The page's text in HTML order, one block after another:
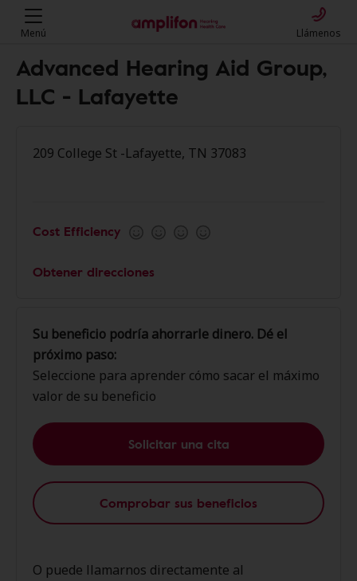
Menú Llámenos
Advanced Hearing Aid Group,
LLC - Lafayette
209 College St -Lafayette, TN 37083
Cost Efficiency
Obtener direcciones
Su beneficio podría ahorrarle dinero. Dé el
próximo paso:
Seleccione para aprender cómo sacar el máximo
valor de su beneficio
Solicitar una cita
Comprobar sus beneficios
O puede llamarnos directamente al